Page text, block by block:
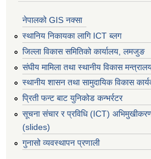
नेपालको GIS नक्सा
स्थानिय निकायका लागि ICT ब्लग
जिल्ला विकास समितिको कार्यालय, लमजुङ
संघीय मामिला तथा स्थानीय विकास
स्थानीय शासन तथा सामुदायिक विकास
प्रिती फन्ट बाट युनिकोड कन्भर्रटर
सूचना संचार र प्रविधि (ICT)
(slides)
गुनासो व्यवस्थापन प्रणाली